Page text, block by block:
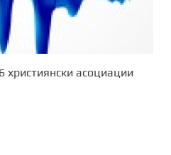
християнски асоциации